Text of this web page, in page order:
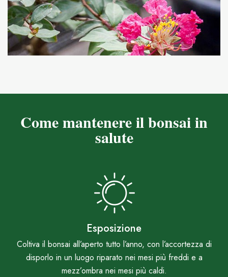
Come mantenere il bonsai in
salute
Esposizione
Coltiva il bonsai all’aperto tutto l’anno, con l’accortezza di
disporlo in un luogo riparato nei mesi più freddi e a
mezz’ombra nei mesi più caldi.